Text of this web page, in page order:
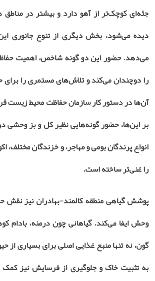
جثه‌ای کوچک‌تر از آهو دارد و بیشتر در
دیده می‌شود، بخش دیگری از تنوع جانوری
می‌دهد. حضور این دو گونه شاخص، اهمیت
را دوچندان می‌کند و تلاش‌های مستمری را
آن‌ها در دستور کار سازمان حفاظت محیط زیست
بر این‌ها، حضور گونه‌هایی نظیر کل و بز وحشی
انواع پرندگان بومی و مهاجر، و خزندگان مختلف،
را غنی‌تر ساخته است.
پوشش گیاهی منطقه کالمند-بهادران نیز نقش
وحش ایفا می‌کند. گیاهانی چون درمنه، بادام
گون، نه تنها منبع غذایی اصلی برای بسیاری از
به تثبیت خاک و جلوگیری از فرسایش نیز